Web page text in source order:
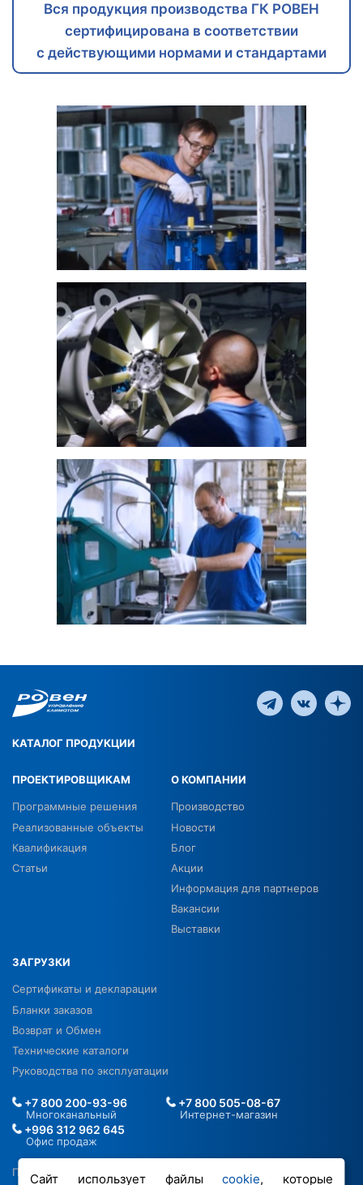
Вся продукция производства ГК РОВЕН
сертифицирована в соответствии
с действующими нормами и стандартами
Сайт использует файлыcookie, которые
КАТАЛОГ ПРОДУКЦИИ
ПРОЕКТИРОВЩИКАМ
Программные решения
Реализованные объекты
Квалификация
Статьи
О КОМПАНИИ
Производство
Новости
Блог
Акции
Информация для партнеров
Вакансии
Выставки
ЗАГРУЗКИ
Сертификаты и декларации
Бланки заказов
Возврат и Обмен
Технические каталоги
Руководства по эксплуатации
Политика в отношении ПДН
+7 800 200-93-96
Многоканальный
+7 800 505-08-67
Интернет-магазин
+996 312 962 645
Офис продаж